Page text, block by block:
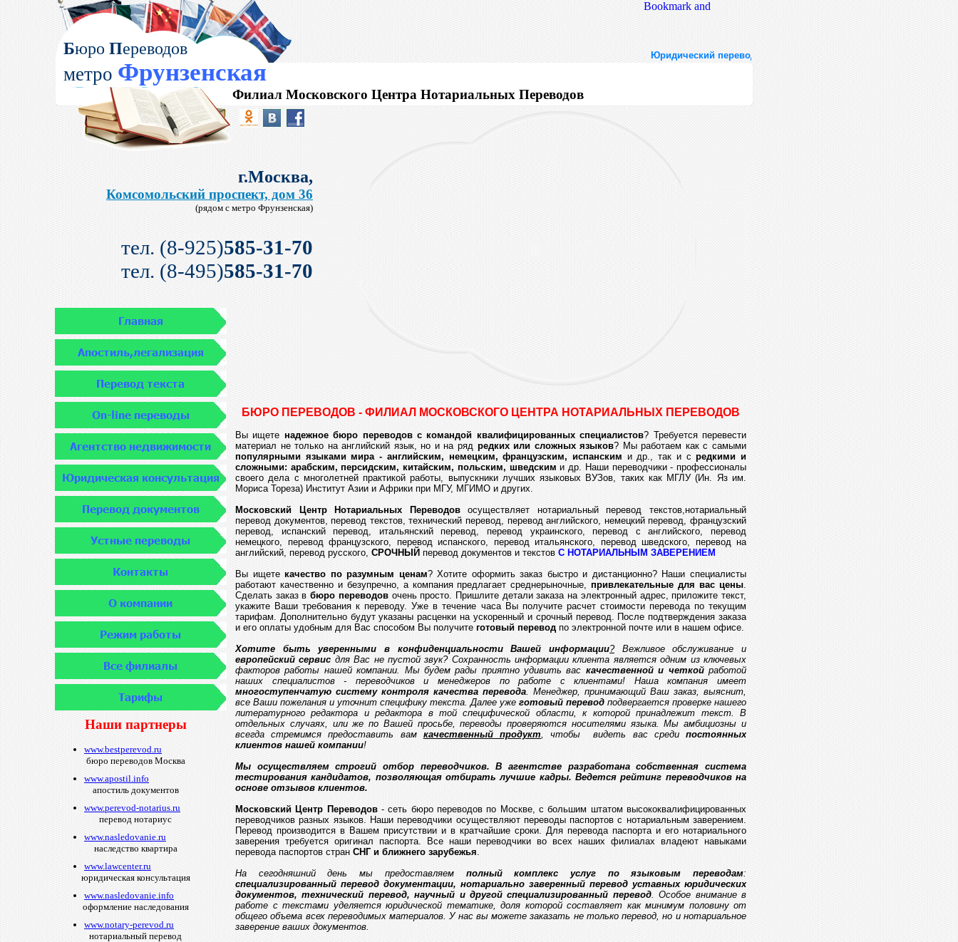
Бюро Переводов
метро Фрунзенская
Филиал Московского Центра Нотариальных Переводов
Наши партнеры
www.bestperevod.ru
бюро переводов Москва
www.apostil.info
апостиль документов
www.perevod-notarius.ru
перевод нотариус
www.nasledovanie.ru
наследство квартира
www.lawcenter.ru
юридическая консультация
www.nasledovanie.info
оформление наследования
www.notary-perevod.ru
нотариальный перевод
Юридический перевод, нотариальный перевод, нотариус
БЮРО ПЕРЕВОДОВ - ФИЛИАЛ МОСКОВСКОГО ЦЕНТРА НОТАРИАЛЬНЫХ ПЕРЕВОДОВ
Вы ищете надежное бюро переводов с командой квалифицированных специалистов? Требуется перевести
материал не только на английский язык, но и на ряд редких или сложных языков? Мы работаем как с самыми
популярными языками мира - английским, немецким, французским, испанским и др., так и средкими и
сложными: арабским, персидским, китайским, польским, шведскими др. Наши переводчики - профессионалы
своего дела с многолетней практикой работы, выпускники лучших языковых ВУЗов, таких как МГЛУ (Ин. Яз им.
Мориса Тореза) Институт Азии и Африки при МГУ, МГИМО и других.
Московский Центр Нотариальных Переводовосуществляет нотариальный перевод текстов,нотариальный
перевод документов, перевод текстов, технический перевод, перевод английского, немецкий перевод, французский
перевод, испанский перевод, итальянский перевод, перевод украинского, перевод с английского, перевод
немецкого, перевод французского, перевод испанского, перевод итальянского, перевод шведского, перевод на
английский, перевод русского, СРОЧНЫЙ перевод документов и текстов С НОТАРИАЛЬНЫМ ЗАВЕРЕНИЕМ
Вы ищетекачество по разумным ценам? Хотите оформить заказ быстро и дистанционно? Наши специалисты
работают качественно и безупречно, а компания предлагает среднерыночные,привлекательные для вас цены.
Сделать заказ вбюро переводовочень просто. Пришлите детали заказа на электронный адрес, приложите текст,
укажите Ваши требования к переводу. Уже в течение часа Вы получите расчет стоимости перевода по текущим
тарифам. Дополнительно будут указаны расценки на ускоренный и срочный перевод. После подтверждения заказа
и его оплаты удобным для Вас способом Вы получите готовый перевод по электронной почте или в нашем офисе.
Хотите быть уверенными в конфиденциальности Вашей информации?Вежливое обслуживание и
европейский сервис для Вас не пустой звук? Сохранность информации клиента является одним из ключевых
факторов работы нашей компании. Мы будем рады приятно удивить вас качественной и четкойработой
наших специалистов - переводчиков и менеджеров по работе с клиентами! Наша компания имеет
многоступенчатую систему контроля качества перевода. Менеджер, принимающий Ваш заказ, выяснит,
все Ваши пожелания и уточнит специфику текста. Далее уже готовый перевод подвергается проверке нашего
литературного редактора и редактора в той специфической области, к которой принадлежит текст. В
отдельных случаях, или же по Вашей просьбе, переводы проверяются носителями языка. Мы амбициозны и
всегда стремимся предоставить вам качественный продукт, чтобы видеть вас средипостоянных
клиентов нашей компании!
Мы осуществляем строгий отбор переводчиков. В агентстве разработана собственная система
тестирования кандидатов, позволяющая отбирать лучшие кадры. Ведется рейтинг переводчиков на
основе отзывов клиентов.
Московский Центр Переводов- сеть бюро переводов по Москве, с большим штатом высококвалифицированных
переводчиков разных языков. Наши переводчики осуществляют переводы паспортов с нотариальным заверением.
Перевод производится в Вашем присутствии и в кратчайшие сроки. Для перевода паспорта и его нотариального
заверения требуется оригинал паспорта. Все наши переводчики во всех наших филиалах владеют навыками
перевода паспортов стран СНГ и ближнего зарубежья.
На сегодняшний день мы предоставляем полный комплекс услуг по языковым переводам:
специализированный перевод документации, нотариально заверенный перевод уставных юридических
документов, технический перевод, научный и другой специализированный перевод. Особое внимание в
работе с текстами уделяется юридической тематике, доля которой составляет как минимум половину от
общего объема всех переводимых материалов. У нас вы можете заказать не только перевод, но и нотариальное
заверение ваших документов.
г.Москва,
Комсомольский проспект, дом 36
(рядом с метро Фрунзенская)
тел. (8-925)585-31-70
тел. (8-495)585-31-70